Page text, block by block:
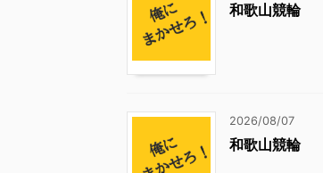
和歌山競輪
2026/08/07
和歌山競輪